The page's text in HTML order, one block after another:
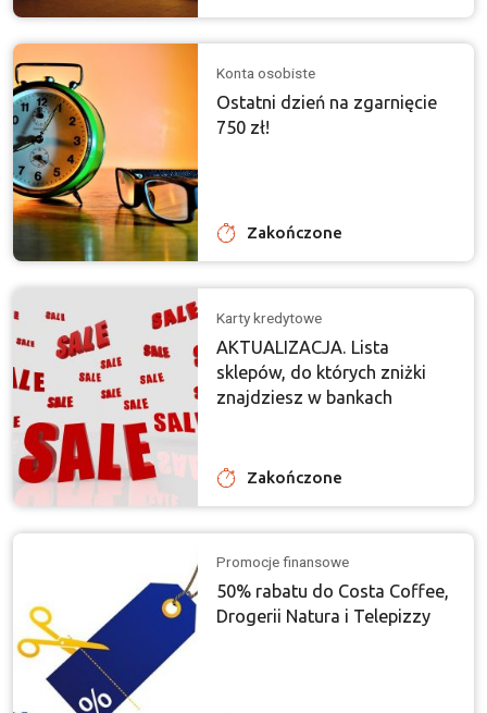
Konta osobiste
Ostatni dzień na zgarnięcie
750 zł!
Zakończone
Karty kredytowe
AKTUALIZACJA. Lista
sklepów, do których zniżki
znajdziesz w bankach
Zakończone
Promocje finansowe
50% rabatu do Costa Coffee,
Drogerii Natura i Telepizzy